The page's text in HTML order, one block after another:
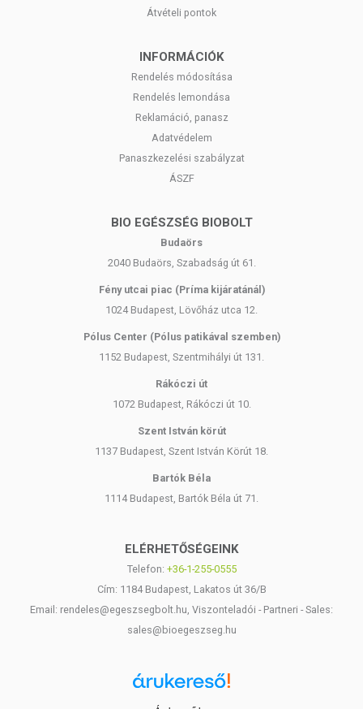
Átvételi pontok
INFORMÁCIÓK
Rendelés módosítása
Rendelés lemondása
Reklamáció, panasz
Adatvédelem
Panaszkezelési szabályzat
ÁSZF
BIO EGÉSZSÉG BIOBOLT
Budaörs
2040 Budaörs, Szabadság út 61.
Fény utcai piac (Príma kijáratánál)
1024 Budapest, Lövőház utca 12.
Pólus Center (Pólus patikával szemben)
1152 Budapest, Szentmihályi út 131.
Rákóczi út
1072 Budapest, Rákóczi út 10.
Szent István körút
1137 Budapest, Szent István Körút 18.
Bartók Béla
1114 Budapest, Bartók Béla út 71.
ELÉRHETŐSÉGEINK
Telefon: +36-1-255-0555
Cím: 1184 Budapest, Lakatos út 36/B
Email: rendeles@egeszsegbolt.hu, Viszonteladói - Partneri - Sales:
sales@bioegeszseg.hu